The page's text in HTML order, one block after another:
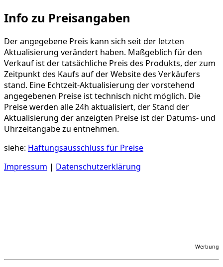
Info zu Preisangaben
Der angegebene Preis kann sich seit der letzten
Aktualisierung verändert haben. Maßgeblich für den
Verkauf ist der tatsächliche Preis des Produkts, der zum
Zeitpunkt des Kaufs auf der Website des Verkäufers
stand. Eine Echtzeit-Aktualisierung der vorstehend
angegebenen Preise ist technisch nicht möglich. Die
Preise werden alle 24h aktualisiert, der Stand der
Aktualisierung der anzeigten Preise ist der Datums- und
Uhrzeitangabe zu entnehmen.
siehe: Haftungsausschluss für Preise
Impressum | Datenschutzerklärung
Werbung